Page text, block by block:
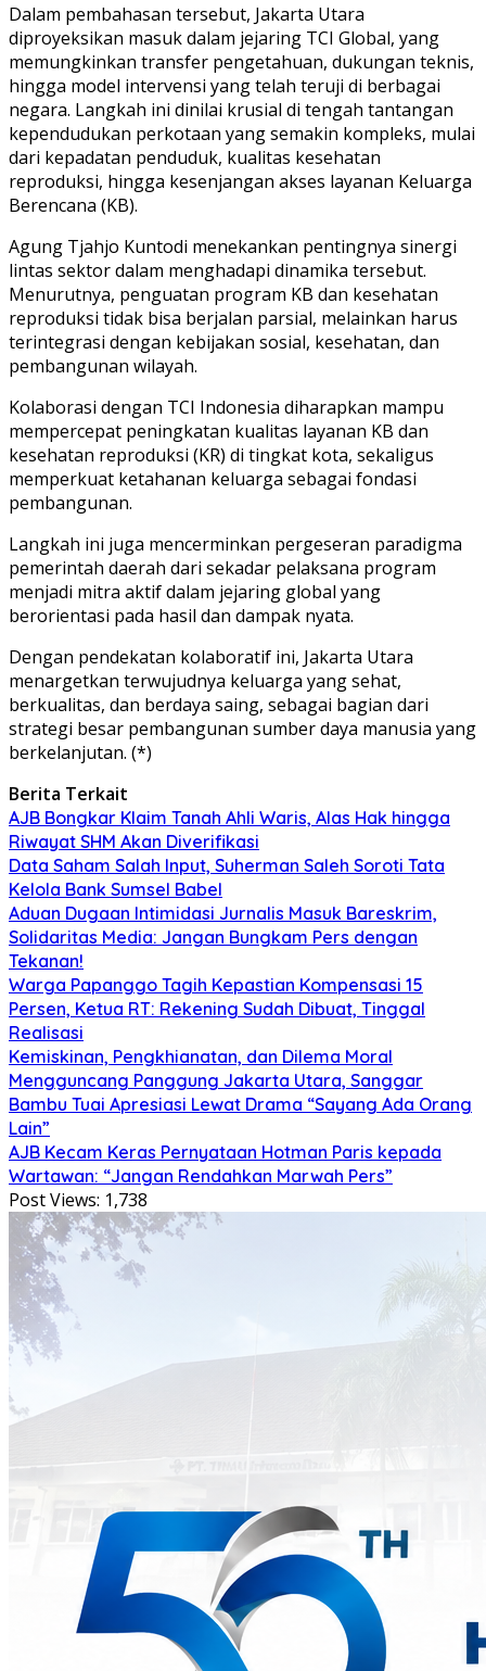
Dalam pembahasan tersebut, Jakarta Utara
diproyeksikan masuk dalam jejaring TCI Global, yang
memungkinkan transfer pengetahuan, dukungan teknis,
hingga model intervensi yang telah teruji di berbagai
negara. Langkah ini dinilai krusial di tengah tantangan
kependudukan perkotaan yang semakin kompleks, mulai
dari kepadatan penduduk, kualitas kesehatan
reproduksi, hingga kesenjangan akses layanan Keluarga
Berencana (KB).
Agung Tjahjo Kuntodi menekankan pentingnya sinergi
lintas sektor dalam menghadapi dinamika tersebut.
Menurutnya, penguatan program KB dan kesehatan
reproduksi tidak bisa berjalan parsial, melainkan harus
terintegrasi dengan kebijakan sosial, kesehatan, dan
pembangunan wilayah.
Kolaborasi dengan TCI Indonesia diharapkan mampu
mempercepat peningkatan kualitas layanan KB dan
kesehatan reproduksi (KR) di tingkat kota, sekaligus
memperkuat ketahanan keluarga sebagai fondasi
pembangunan.
Langkah ini juga mencerminkan pergeseran paradigma
pemerintah daerah dari sekadar pelaksana program
menjadi mitra aktif dalam jejaring global yang
berorientasi pada hasil dan dampak nyata.
Dengan pendekatan kolaboratif ini, Jakarta Utara
menargetkan terwujudnya keluarga yang sehat,
berkualitas, dan berdaya saing, sebagai bagian dari
strategi besar pembangunan sumber daya manusia yang
berkelanjutan. (*)
Berita Terkait
AJB Bongkar Klaim Tanah Ahli Waris, Alas Hak hingga
Riwayat SHM Akan Diverifikasi
Data Saham Salah Input, Suherman Saleh Soroti Tata
Kelola Bank Sumsel Babel
Aduan Dugaan Intimidasi Jurnalis Masuk Bareskrim,
Solidaritas Media: Jangan Bungkam Pers dengan
Tekanan!
Warga Papanggo Tagih Kepastian Kompensasi 15
Persen, Ketua RT: Rekening Sudah Dibuat, Tinggal
Realisasi
Kemiskinan, Pengkhianatan, dan Dilema Moral
Mengguncang Panggung Jakarta Utara, Sanggar
Bambu Tuai Apresiasi Lewat Drama “Sayang Ada Orang
Lain”
AJB Kecam Keras Pernyataan Hotman Paris kepada
Wartawan: “Jangan Rendahkan Marwah Pers”
Post Views: 1,738